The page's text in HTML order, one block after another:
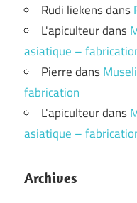
Rudi liekensdans
L'apiculteurdans
asiatique –
Pierredans
fabrication
L'apiculteurdans
asiatique –
Archives